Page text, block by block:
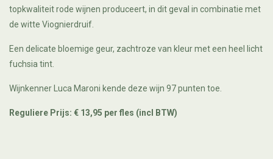
topkwaliteit rode wijnen produceert, in dit geval in combinatie met
de witte Viognierdruif.
Een delicate bloemige geur, zachtroze van kleur met een heel licht
fuchsia tint.
Wijnkenner Luca Maroni kende deze wijn 97 punten toe.
Reguliere Prijs: € 13,95 per fles (incl BTW)